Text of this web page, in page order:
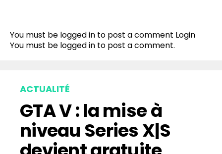
You must be logged in to post a comment Login
You must be logged in to post a comment.
ACTUALITÉ
GTA V : la mise à
niveau Series X|S